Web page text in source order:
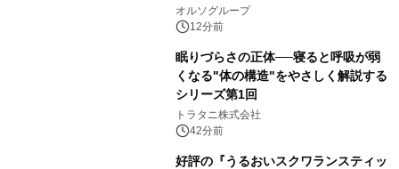
サステナブルな「エシカル・ツバメの
巣」の共同臨床検証を開始
オルソグループ
12分前
眠りづらさの正体──寝ると呼吸が弱
くなる"体の構造"をやさしく解説する
シリーズ第1回
トラタニ株式会社
42分前
好評の『うるおいスクワランスティッ